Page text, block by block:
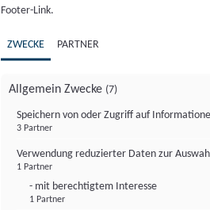
Footer-Link.
ZWECKE PARTNER
Allgemein Zwecke (7)
Speichern von oder Zugriff auf
3 Partner
Verwendung reduzierter Daten zur
1 Partner
- mit berechtigtem Interesse
1 Partner